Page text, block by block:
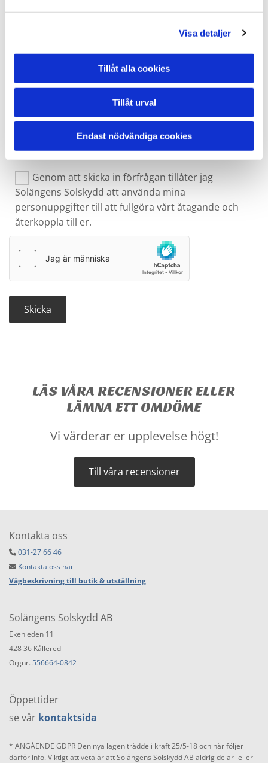
Visa detaljer
Tillåt alla cookies
Tillåt urval
Endast nödvändiga cookies
Telefon*
Adress*
Genom att skicka in förfrågan tillåter jag
Solängens Solskydd att använda mina
personuppgifter till att fullgöra vårt åtagande och
återkoppla till er.
LÄS VÅRA RECENSIONER ELLER
LÄMNA ETT OMDÖME
Vi värderar er upplevelse högt!
Till våra recensioner
Kontakta oss
 031-27 66 46
 Kontakta oss här
Vägbeskrivning till butik & utställning
Solängens Solskydd AB
Ekenleden 11
428 36 Kållered
Orgnr. 556664-0842
Öppettider
se vår kontaktsida
* ANGÅENDE GDPR Den nya lagen trädde i kraft 25/5-18 och här följer
därför info. Viktigt att veta är att Solängens Solskydd AB aldrig delar- eller